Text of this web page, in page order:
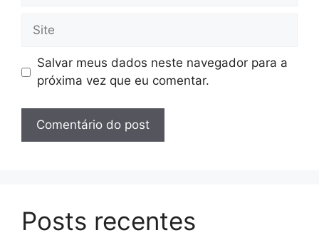
Site
Salvar meus dados neste navegador para a
próxima vez que eu comentar.
Posts recentes